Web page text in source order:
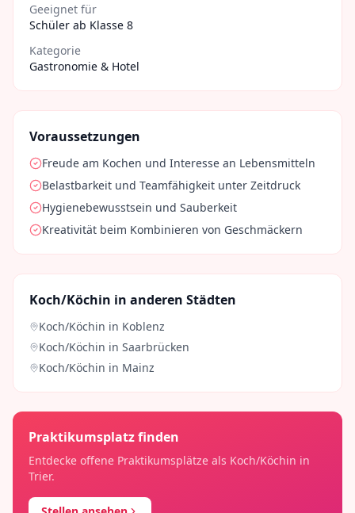
Geeignet für
Schüler ab Klasse 8
Kategorie
Gastronomie & Hotel
Voraussetzungen
Freude am Kochen und Interesse an Lebensmitteln
Belastbarkeit und Teamfähigkeit unter Zeitdruck
Hygienebewusstsein und Sauberkeit
Kreativität beim Kombinieren von Geschmäckern
Koch/Köchin in anderen Städten
Koch/Köchin in Koblenz
Koch/Köchin in Saarbrücken
Koch/Köchin in Mainz
Praktikumsplatz finden
Entdecke offene Praktikumsplätze als Koch/Köchin in
Trier.